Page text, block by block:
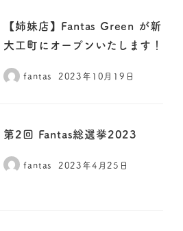
【姉妹店】Fantas Green が新
大工町にオープンいたします！
fantas 2023年10月19日
第2回 Fantas総選挙2023
fantas 2023年4月25日